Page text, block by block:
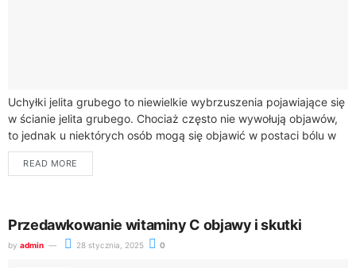
Uchyłki jelita grubego to niewielkie wybrzuszenia pojawiające się
w ścianie jelita grubego. Chociaż często nie wywołują objawów,
to jednak u niektórych osób mogą się objawić w postaci bólu w
lewej...
READ MORE
Przedawkowanie witaminy C objawy i skutki
by admin 28 stycznia, 2025 0